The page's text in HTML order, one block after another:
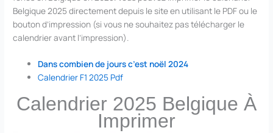
Belgique 2025 directement depuis le site en utilisant le PDF ou le
bouton d’impression (si vous ne souhaitez pas télécharger le
calendrier avant l’impression).
Dans combien de jours c’est noël 2024
Calendrier F1 2025 Pdf
Calendrier 2025 Belgique À
Imprimer